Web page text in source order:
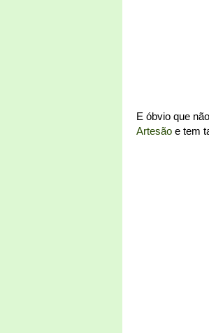
E óbvio que
Artesão e tem